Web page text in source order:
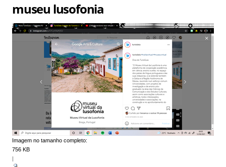
museu lusofonia
Imagem no tamanho completo:
756 KB
|